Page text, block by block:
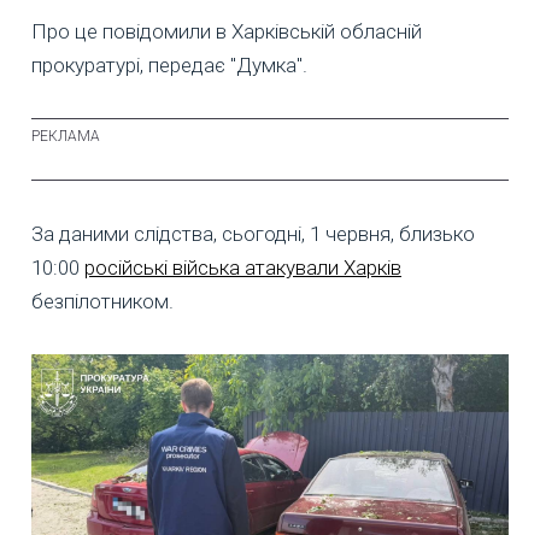
Про це повідомили в Харківській обласній
прокуратурі, передає "Думка".
За даними слідства, сьогодні, 1 червня, близько
10:00 російські війська атакували Харків
безпілотником.